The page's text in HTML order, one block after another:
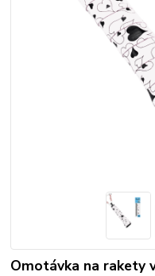
Omotávka na rakety